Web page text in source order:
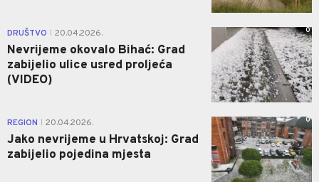
DRUŠTVO 20.04.2026.
Nevrijeme okovalo Bihać: Grad
zabijelio ulice usred proljeća
(VIDEO)
0
REGION 20.04.2026.
Jako nevrijeme u Hrvatskoj: Grad
zabijelio pojedina mjesta
0